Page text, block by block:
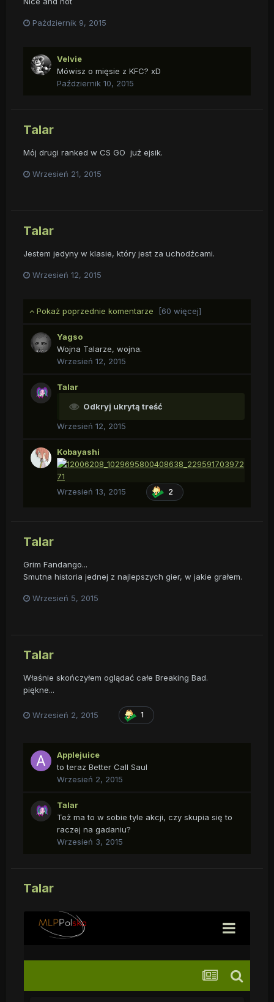
Październik 9, 2015
Velvie
Mówisz o mięsie z KFC? xD
Październik 10, 2015
Talar
Mój drugi ranked w CS GO już ejsik.
Wrzesień 21, 2015
Talar
Jestem jedyny w klasie, który jest za uchodźcami.
Wrzesień 12, 2015
Pokaż poprzednie komentarze [60 więcej]
Yagso
Wojna Talarze, wojna.
Wrzesień 12, 2015
Talar
Odkryj ukrytą treść
Wrzesień 12, 2015
Kobayashi
Wrzesień 13, 2015 2
Talar
Grim Fandango...
Smutna historia jednej z najlepszych gier, w jakie grałem.
Wrzesień 5, 2015
Talar
Właśnie skończyłem oglądać całe Breaking Bad.
piękne...
Wrzesień 2, 2015 1
Applejuice
to teraz Better Call Saul
Wrzesień 2, 2015
Talar
Też ma to w sobie tyle akcji, czy skupia się to
raczej na gadaniu?
Wrzesień 3, 2015
Talar